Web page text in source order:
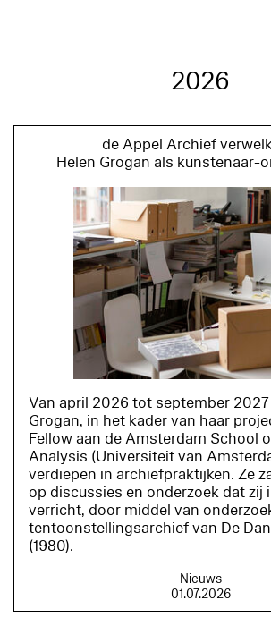
2026
de Appel Archief
Helen Grogan als kunstenaar-
Van april 2026 tot september 2027
Grogan, in het kader van haar
Fellow aan de Amsterdam School
Analysis (Universiteit van
verdiepen in archiefpraktijken. Ze
op discussies en onderzoek dat zij
verricht, door middel van
tentoonstellingsarchief van De
(1980).
Nieuws
01.07.2026